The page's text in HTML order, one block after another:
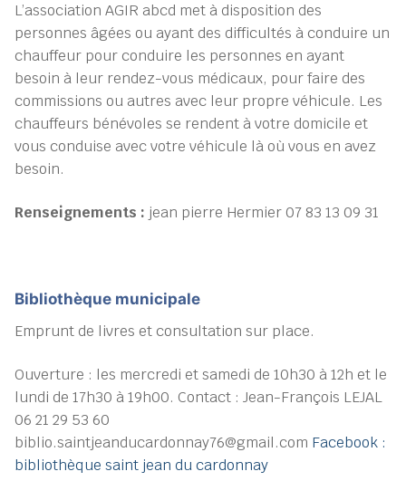
L’association AGIR abcd met à disposition des
personnes âgées ou ayant des difficultés à conduire un
chauffeur pour conduire les personnes en ayant
besoin à leur rendez-vous médicaux, pour faire des
commissions ou autres avec leur propre véhicule. Les
chauffeurs bénévoles se rendent à votre domicile et
vous conduise avec votre véhicule là où vous en avez
besoin.
Renseignements : jean pierre Hermier 07 83 13 09 31
Bibliothèque municipale
Emprunt de livres et consultation sur place.
Ouverture : les mercredi et samedi de 10h30 à 12h et le
lundi de 17h30 à 19h00. Contact : Jean-François LEJAL
06 21 29 53 60
biblio.saintjeanducardonnay76@gmail.com Facebook :
bibliothèque saint jean du cardonnay